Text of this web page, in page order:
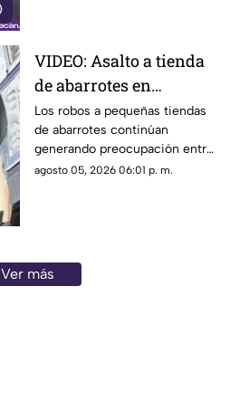
VIDEO: Asalto a tienda
de abarrotes en
Morelia; delincuente
usa cuchillo para robar
dinero de la caja
Los robos a pequeñas tiendas
de abarrotes continúan
generando preocupación entre
comerciantes de la capital
establecimiento ubicado en la
colonia La Soledad.
agosto 05, 2026 06:01 p. m.
Ver más